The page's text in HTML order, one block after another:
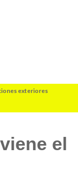
exteriores
el